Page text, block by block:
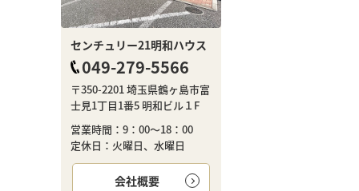
センチュリー21明和ハウス
049-279-5566
〒350-2201 埼玉県鶴ヶ島市富
士見1丁目1番5 明和ビル１F
営業時間：9：00～18：00
定休日：火曜日、水曜日
会社概要